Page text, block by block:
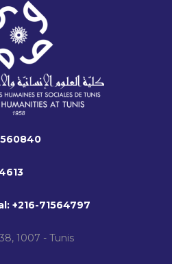
+216-71564797
1007 - Tunis